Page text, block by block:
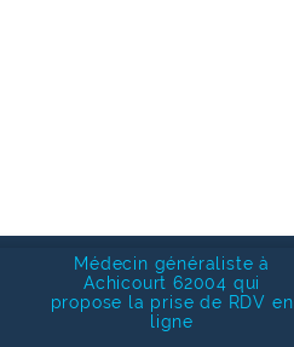
Médecin généraliste à
Achicourt 62004 qui
propose la prise de RDV en
ligne